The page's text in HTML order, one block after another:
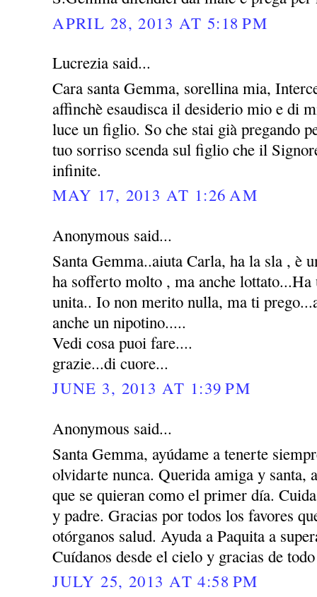
APRIL 28, 2013 AT 5:18 PM
Lucrezia said...
Cara santa Gemma, sorellina mia,
affinchè esaudisca il desiderio mio e di
luce un figlio. So che stai già pregando
tuo sorriso scenda sul figlio che il
infinite.
MAY 17, 2013 AT 1:26 AM
Anonymous said...
Santa Gemma..aiuta Carla, ha la sla , è
ha sofferto molto , ma anche
unita.. Io non merito nulla, ma ti
anche un nipotino.....
Vedi cosa puoi fare....
grazie...di cuore...
JUNE 3, 2013 AT 1:39 PM
Anonymous said...
Santa Gemma, ayúdame a tenerte
olvidarte nunca. Querida amiga y santa,
que se quieran como el primer día.
y padre. Gracias por todos los favores
otórganos salud. Ayuda a Paquita a
Cuídanos desde el cielo y gracias de
JULY 25, 2013 AT 4:58 PM